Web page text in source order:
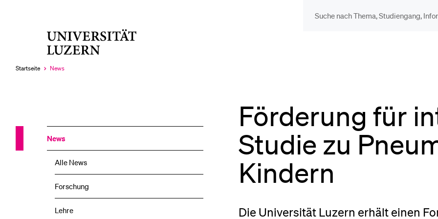
Startseite
Aktuell
News
News
Alle News
Forschung
Lehre
Förderung für
Studie zu
Kindern
Die Universität Luzern erhält einen
LETZTE SUCHEN
Studien­interessierte
Studierende